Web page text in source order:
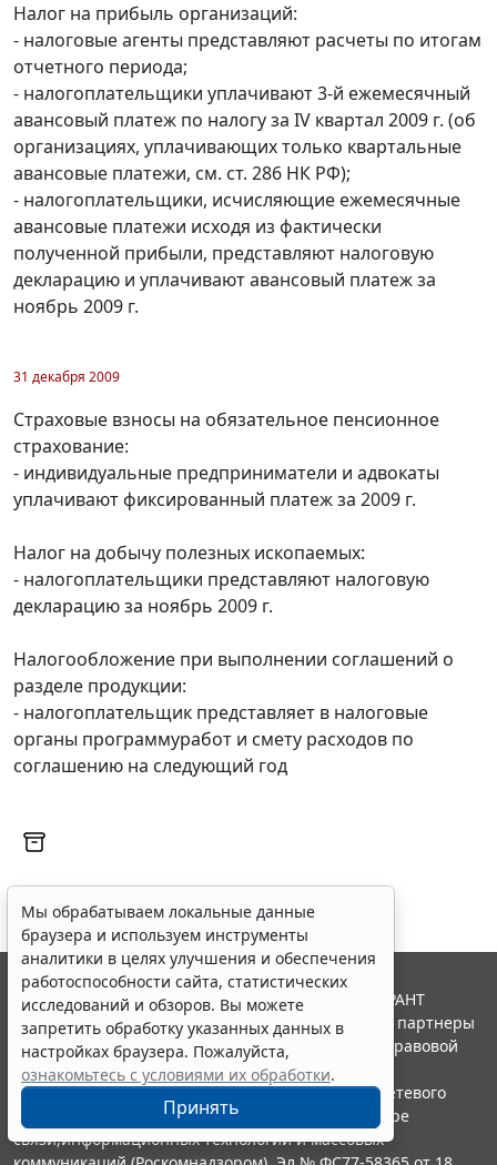
Налог на прибыль организаций:
- налоговые агенты представляют расчеты по итогам
отчетного периода;
- налогоплательщики уплачивают 3-й ежемесячный
авансовый платеж по налогу за IV квартал 2009 г. (об
организациях, уплачивающих только квартальные
авансовые платежи, см. ст. 286 НК РФ);
- налогоплательщики, исчисляющие ежемесячные
авансовые платежи исходя из фактически
полученной прибыли, представляют налоговую
декларацию и уплачивают авансовый платеж за
ноябрь 2009 г.
31 декабря 2009
Страховые взносы на обязательное пенсионное
страхование:
- индивидуальные предприниматели и адвокаты
уплачивают фиксированный платеж за 2009 г.
Налог на добычу полезных ископаемых:
- налогоплательщики представляют налоговую
декларацию за ноябрь 2009 г.
Налогообложение при выполнении соглашений о
разделе продукции:
- налогоплательщик представляет в налоговые
органы программуработ и смету расходов по
соглашению на следующий год
Мы обрабатываем локальные данные
браузера и используем инструменты
аналитики в целях улучшения и обеспечения
работоспособности сайта, статистических
исследований и обзоров. Вы можете
запретить обработку указанных данных в
настройках браузера. Пожалуйста,
ознакомьтесь с условиями их обработки.
Принять
© ООО "НПП "ГАРАНТ-СЕРВИС", 2026. Система ГАРАНТ
выпускается с 1990 года. Компания "Гарант" и ее партнеры
являются участниками Российской ассоциации правовой
информации ГАРАНТ.
Портал ГАРАНТ.РУ зарегистрирован в качестве сетевого
издания Федеральной службой по надзору в сфере
связи,информационных технологий и массовых